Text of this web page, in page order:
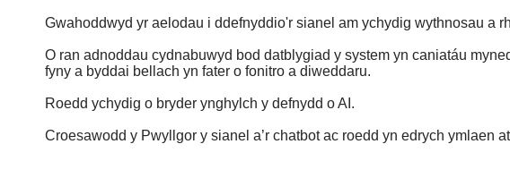
Gwahoddwyd yr aelodau i ddefnyddio'r sianel am ychydig wythnosau a
O ran adnoddau cydnabuwyd bod datblygiad y system yn caniatáu
fyny a byddai bellach yn fater o fonitro a diweddaru.
Roedd ychydig o bryder ynghylch y defnydd o AI.
Croesawodd y Pwyllgor y sianel a’r chatbot ac roedd yn edrych ymlaen